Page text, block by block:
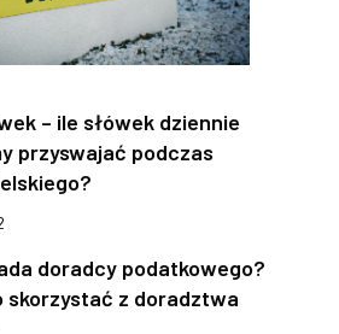
– ile słówek dziennie
przyswajać podczas
doradcy podatkowego?
skorzystać z doradztwa